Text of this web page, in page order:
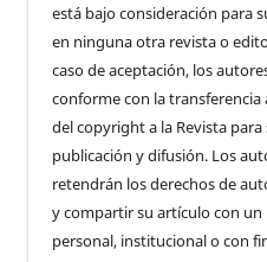
está bajo consideración para
en ninguna otra revista o
caso de aceptación, los
conforme con la
del copyright a la Revista para
publicación y difusión. Los
retendrán los derechos de
y compartir su artículo con un
personal, institucional o con